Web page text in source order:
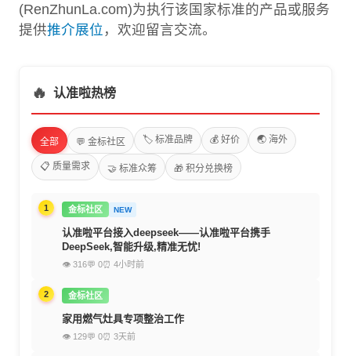
(RenZhunLa.com)为执行该国家标准的产品或服务
提供推介展位 ，欢迎留言交流。
🔥 认准啦热榜
全部 💬 金标社区 🏷️ 标准品牌 💰 好价 🌏 海外
📋 质量需求 🤝 标准众筹 🎁 积分兑换榜
1 金标社区 NEW
认准啦平台接入deepseek——认准啦平台携手
DeepSeek,智能升级,精准无忧!
👁 316💬 0⏰ 4小时前
2 金标社区
家用燃气灶具专项整治工作
👁 129💬 0⏰ 3天前